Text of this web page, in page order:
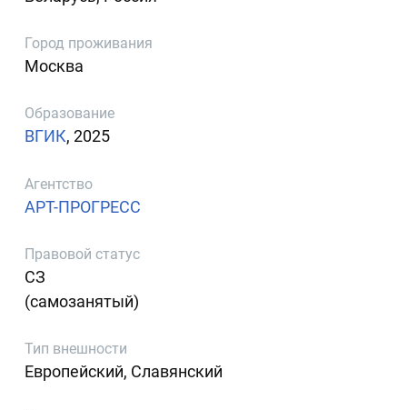
Город проживания
Москва
Образование
ВГИК, 2025
Агентство
АРТ-ПРОГРЕСС
Правовой статус
СЗ
(самозанятый)
Тип внешности
Европейский, Славянский